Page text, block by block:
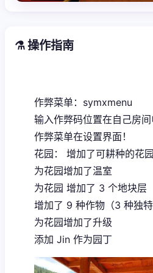
⚗️ 操作指南
作弊菜单：symxmenu
输入作弊码位置在自己房
作弊菜单在设置界面！
花园： 增加了可耕种的花园
为花园增加了温室
为花园 增加了 3 个地块层
增加了 9 种作物（3 种独特
为花园增加了升级
添加 Jin 作为园丁